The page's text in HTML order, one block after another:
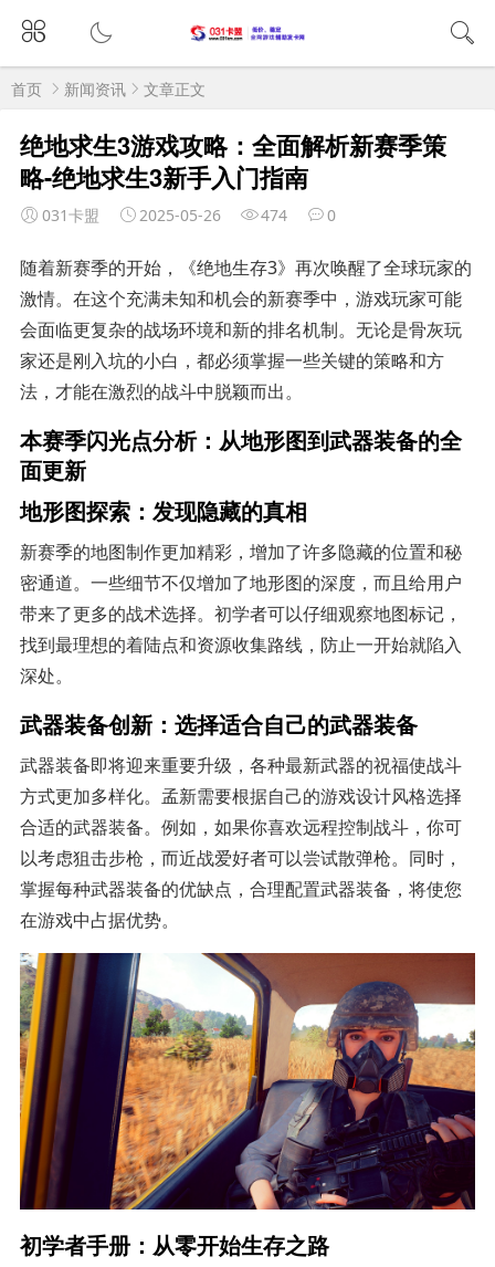
首页 新闻资讯 文章正文
绝地求生3游戏攻略：全面解析新赛季策
略-绝地求生3新手入门指南
031卡盟 2025-05-26 474 0
随着新赛季的开始，《绝地生存3》再次唤醒了全球玩家的
激情。在这个充满未知和机会的新赛季中，游戏玩家可能
会面临更复杂的战场环境和新的排名机制。无论是骨灰玩
家还是刚入坑的小白，都必须掌握一些关键的策略和方
法，才能在激烈的战斗中脱颖而出。
本赛季闪光点分析：从地形图到武器装备的全
面更新
地形图探索：发现隐藏的真相
新赛季的地图制作更加精彩，增加了许多隐藏的位置和秘
密通道。一些细节不仅增加了地形图的深度，而且给用户
带来了更多的战术选择。初学者可以仔细观察地图标记，
找到最理想的着陆点和资源收集路线，防止一开始就陷入
深处。
武器装备创新：选择适合自己的武器装备
武器装备即将迎来重要升级，各种最新武器的祝福使战斗
方式更加多样化。孟新需要根据自己的游戏设计风格选择
合适的武器装备。例如，如果你喜欢远程控制战斗，你可
以考虑狙击步枪，而近战爱好者可以尝试散弹枪。同时，
掌握每种武器装备的优缺点，合理配置武器装备，将使您
在游戏中占据优势。
初学者手册：从零开始生存之路